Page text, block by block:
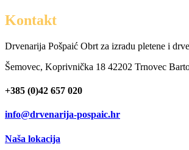
Kontakt
Drvenarija Pošpaić Obrt za izradu pletene i
Šemovec, Koprivnička 18 42202 Trnovec
+385 (0)42 657 020
info@drvenarija-pospaic.hr
Naša lokacija